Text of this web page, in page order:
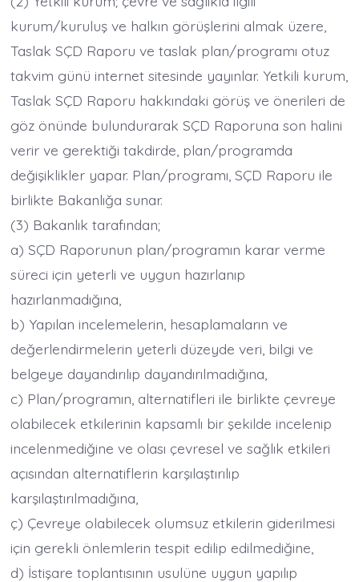
kurum/kuruluş ve halkın görüşlerini almak üzere,
Taslak SÇD Raporu ve taslak plan/programı otuz
takvim günü internet sitesinde yayınlar. Yetkili kurum,
Taslak SÇD Raporu hakkındaki görüş ve önerileri de
göz önünde bulundurarak SÇD Raporuna son halini
verir ve gerektiği takdirde, plan/programda
değişiklikler yapar. Plan/programı, SÇD Raporu ile
birlikte Bakanlığa sunar.
(3) Bakanlık tarafından;
a) SÇD Raporunun plan/programın karar verme
süreci için yeterli ve uygun hazırlanıp
hazırlanmadığına,
b) Yapılan incelemelerin, hesaplamaların ve
değerlendirmelerin yeterli düzeyde veri, bilgi ve
belgeye dayandırılıp dayandırılmadığına,
c) Plan/programın, alternatifleri ile birlikte çevreye
olabilecek etkilerinin kapsamlı bir şekilde incelenip
incelenmediğine ve olası çevresel ve sağlık etkileri
açısından alternatiflerin karşılaştırılıp
karşılaştırılmadığına,
ç) Çevreye olabilecek olumsuz etkilerin giderilmesi
için gerekli önlemlerin tespit edilip edilmediğine,
d) İstişare toplantısının usulüne uygun yapılıp